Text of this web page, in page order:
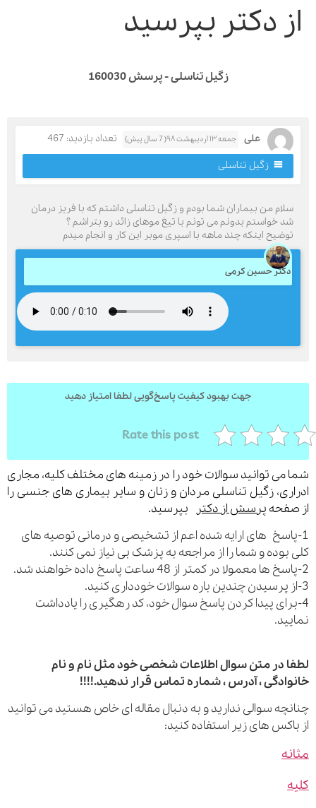
دکتر بپرسید
زگیل تناسلی - پرسش 160030
علی جمعه ۱۳ اردیبهشت ۹۸( 7 سال پیش)
تعداد بازدید: 467
زگیل تناسلی
من بیماران شما بودم و زگیل تناسلی داشتم که با فریز درمان
خواستم بدونم می تونم با تیغ موهای زائد رو بتراشم ؟
اینکه چند ماهه با اسپری موبر این کار و انجام میدم
دکتر حسین کرمی
جهت بهبود کیفیت پاسخ‌گویی لطفا امتیاز دهید
Rate this post
توانید سوالات خود را در زمینه های مختلف کلیه، مجاری
زگیل تناسلی مردان و زنان و سایر بیماری های جنسی را
پرسش از دکتربپرسید.
های ارایه شده اعم از تشخیصی و درمانی توصیه های
و شما را از مراجعه به پزشک بی نیاز نمی کنند.
پیدا کردن پاسخ سوال خود، کد رهگیری را یادداشت
در متن سوال اطلاعات شخصی خود مثل نام و نام
، آدرس ، شماره تماس قرار ندهید.!!!!
سوالی ندارید و به دنبال مقاله ای خاص هستید می توانید
های زیر استفاده کنید:
ارسال